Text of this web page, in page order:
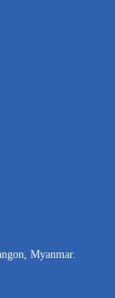
Myanmar.